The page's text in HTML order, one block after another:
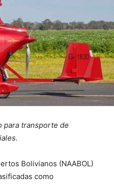
para transporte de
Bolivianos (NAABOL)
como